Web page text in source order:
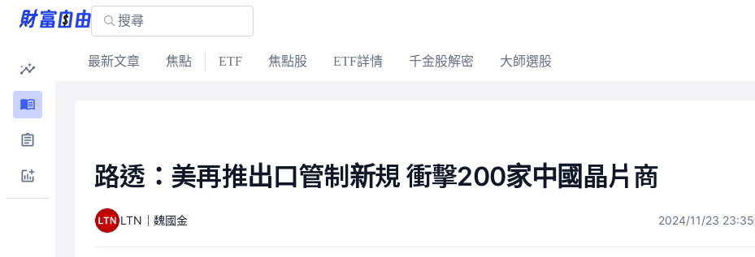
最新文章 焦點 ETF 焦點股 ETF詳情 千金股解密 大師選股
路透：美再推出口管制新規 衝擊200家中國晶片商
LTN｜魏國金 2024/11/23 23:35